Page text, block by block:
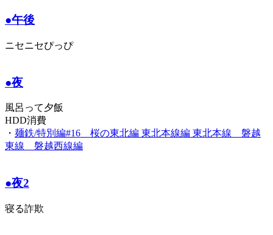
●午後
ニセニセぴっぴ
●夜
風呂って夕飯
HDD消費
・ 麺鉄/特別編#16 桜の東北編 東北本線編 東北本線 磐越
東線 磐越西線編
●夜2
寝る詐欺